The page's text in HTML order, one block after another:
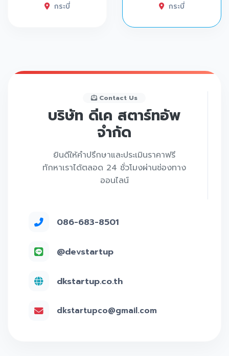
กระบี่ กระบี่
Contact Us
บริษัท ดีเค สตาร์ทอัพ
จำกัด
ยินดีให้คำปรึกษาและประเมินราคาฟรี
ทักหาเราได้ตลอด 24 ชั่วโมงผ่านช่องทาง
ออนไลน์
086-683-8501
@devstartup
dkstartup.co.th
dkstartupco@gmail.com